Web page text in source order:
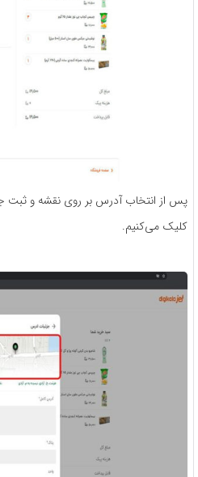
پس از انتخاب آدرس بر روی نقشه و ثبت
کلیک می‌کنیم.